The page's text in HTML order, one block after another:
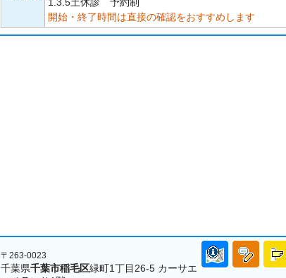
開始・終了時間は直接の確認をおすすめします
〒263-0023
千葉県千葉市稲毛区緑町1丁目26-5 カーサエ